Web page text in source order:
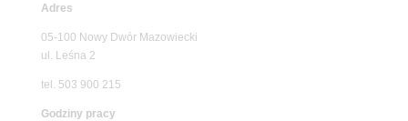
Adres
05-100 Nowy Dwór Mazowiecki
ul. Leśna 2
tel. 503 900 215
Godziny pracy